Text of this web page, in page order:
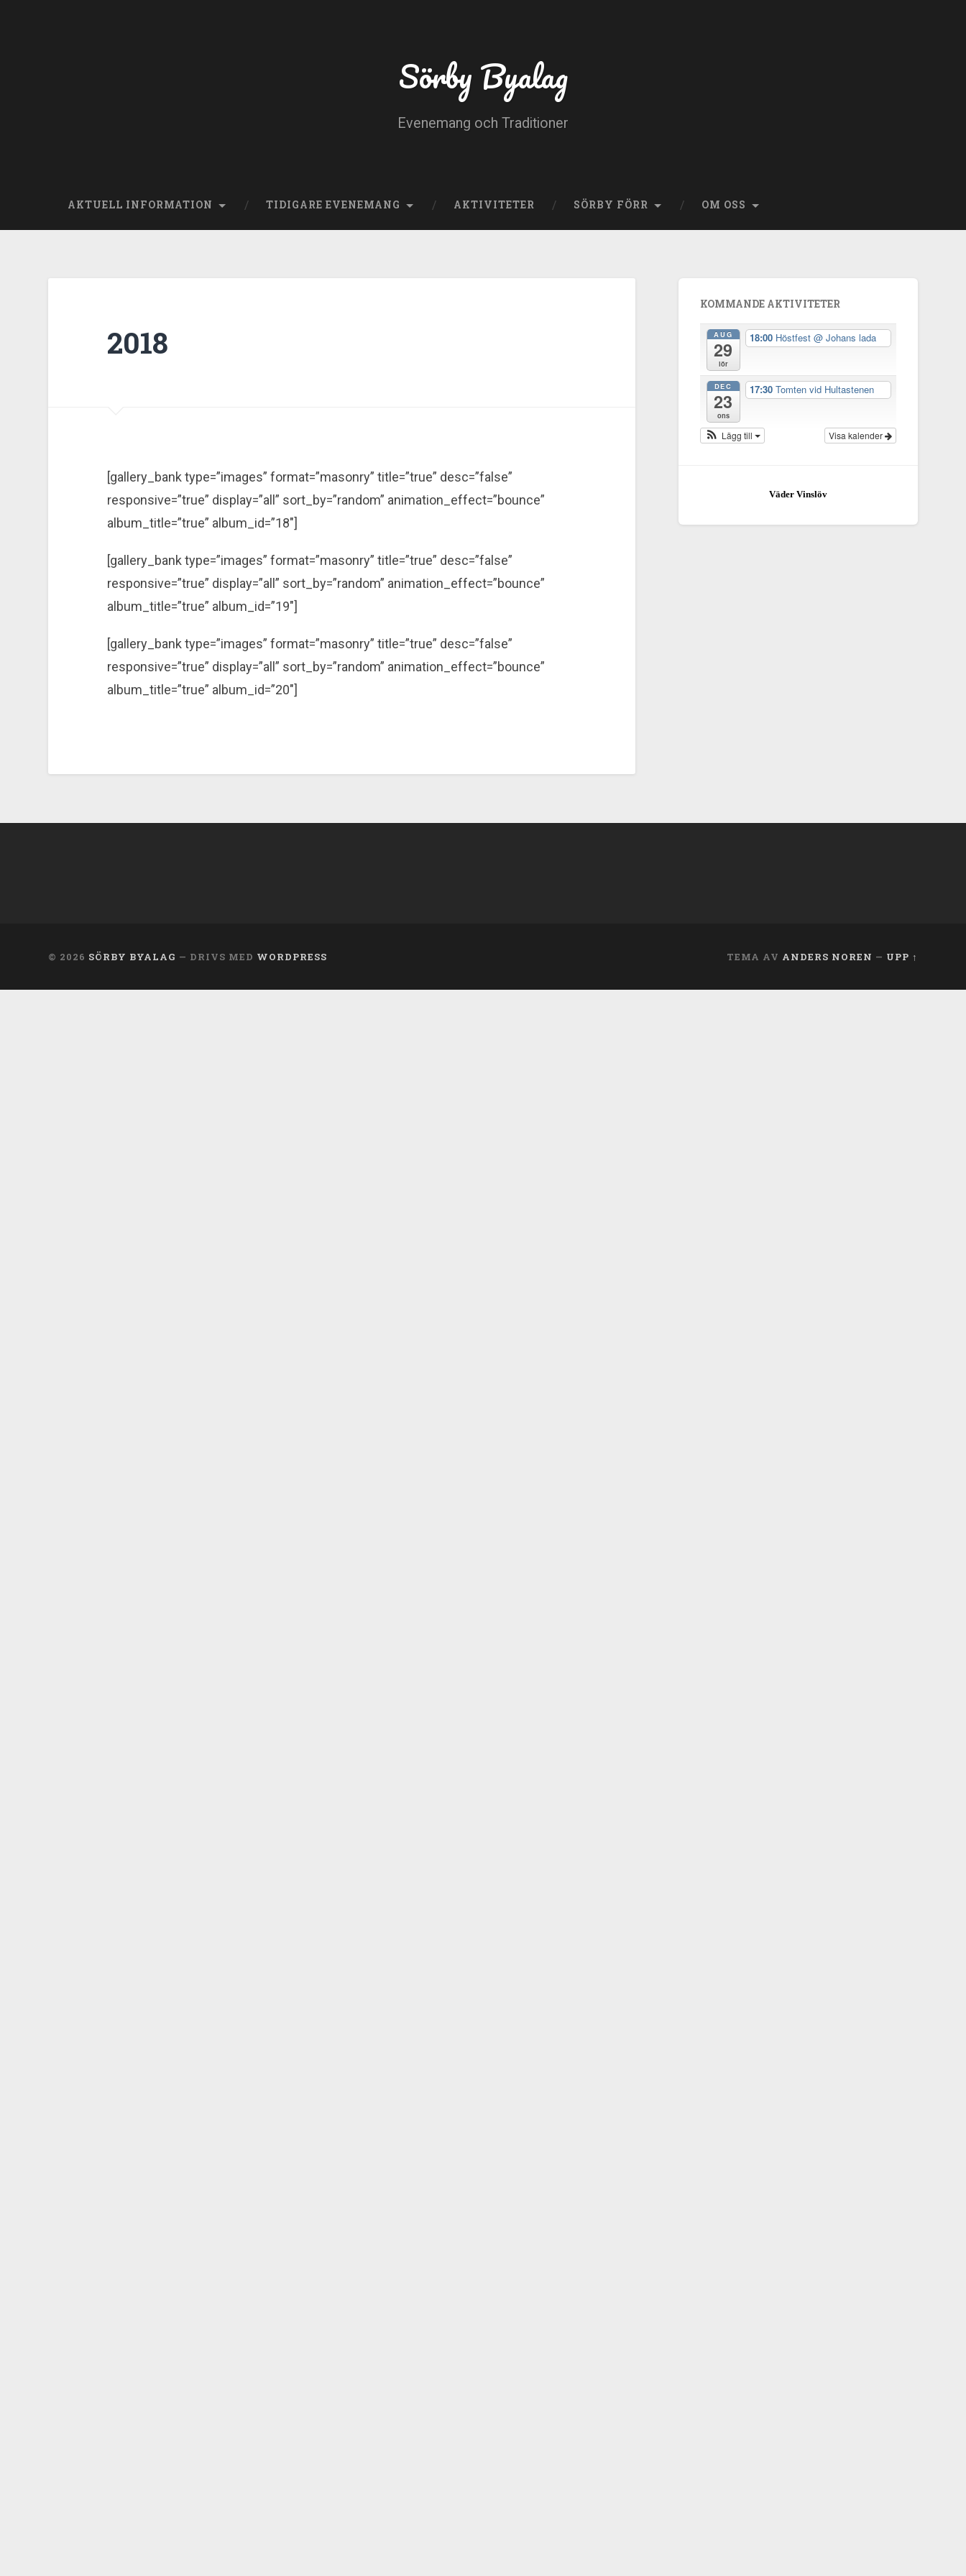
Sörby Byalag
Evenemang och Traditioner
AKTUELL INFORMATION TIDIGARE EVENEMANG AKTIVITETER SÖRBY FÖRR OM OSS
2018
[gallery_bank type=”images” format=”masonry” title=”true” desc=”false”
responsive=”true” display=”all” sort_by=”random” animation_effect=”bounce”
album_title=”true” album_id=”18″]
[gallery_bank type=”images” format=”masonry” title=”true” desc=”false”
responsive=”true” display=”all” sort_by=”random” animation_effect=”bounce”
album_title=”true” album_id=”19″]
[gallery_bank type=”images” format=”masonry” title=”true” desc=”false”
responsive=”true” display=”all” sort_by=”random” animation_effect=”bounce”
album_title=”true” album_id=”20″]
KOMMANDE AKTIVITETER
AUG
29
lör
18:00 Höstfest @ Johans lada
DEC
23
ons
17:30 Tomten vid Hultastenen
Visa kalender
Lägg till
Väder Vinslöv
© 2026 SÖRBY BYALAG — DRIVS MED WORDPRESS TEMA AV ANDERS NOREN — UPP ↑